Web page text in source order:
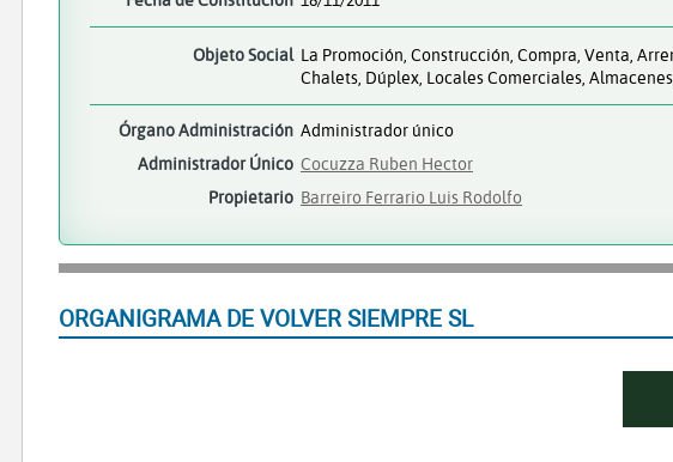
Objeto Social La Promoción, Construcción, Compra, Venta,
Chalets, Dúplex, Locales Comerciales,
Órgano Administración Administrador único
Administrador Único Cocuzza Ruben Hector
Propietario Barreiro Ferrario Luis Rodolfo
ORGANIGRAMA DE VOLVER SIEMPRE SL